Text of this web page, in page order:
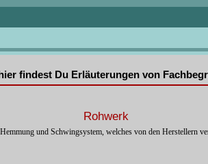
findest Du Erläuterungen von
Rohwerk
und Schwingsystem, welches von den Herstellern